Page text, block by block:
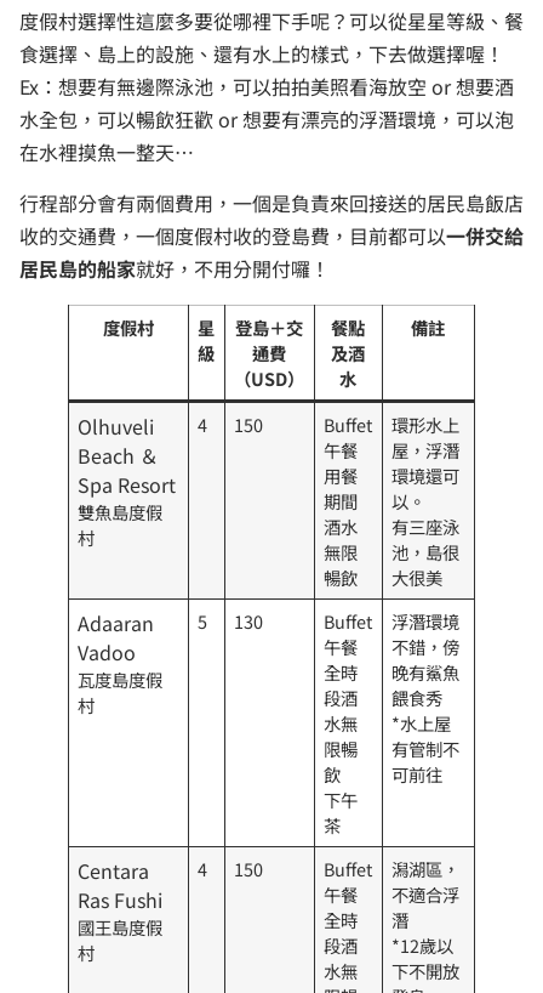
度假村選擇性這麼多要從哪裡下手呢？可以從星星等級、餐
食選擇、島上的設施、還有水上的樣式，下去做選擇喔！
Ex：想要有無邊際泳池，可以拍拍美照看海放空 or 想要酒
水全包，可以暢飲狂歡 or 想要有漂亮的浮潛環境，可以泡
在水裡摸魚一整天…
行程部分會有兩個費用，一個是負責來回接送的居民島飯店
收的交通費，一個度假村收的登島費，目前都可以一併交給
居民島的船家就好，不用分開付囉！
度假村
星
級
登島＋交
通費
（USD）
餐點
及酒
水
備註
Olhuveli
Beach ＆
Spa Resort
雙魚島度假
村
4 150
Buffet
午餐
用餐
期間
酒水
無限
暢飲
環形水上
屋，浮潛
環境還可
以。
有三座泳
池，島很
大很美
Adaaran
Vadoo
瓦度島度假
村
5 130
Buffet
午餐
全時
段酒
水無
限暢
飲
下午
茶
浮潛環境
不錯，傍
晚有鯊魚
餵食秀
*水上屋
有管制不
可前往
Centara
Ras Fushi
國王島度假
村
4 150
Buffet
午餐
全時
段酒
水無
潟湖區，
不適合浮
潛
*12歲以
下不開放